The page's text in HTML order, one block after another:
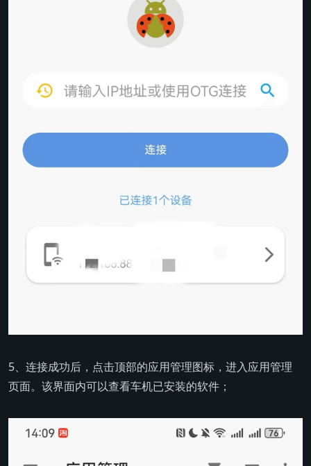
5、连接成功后，点击顶部的应用管理图标，进入应用管理
页面。该界面内可以查看车机已安装的软件；